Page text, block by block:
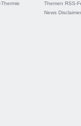
Themen RSS-
News Disclaimer